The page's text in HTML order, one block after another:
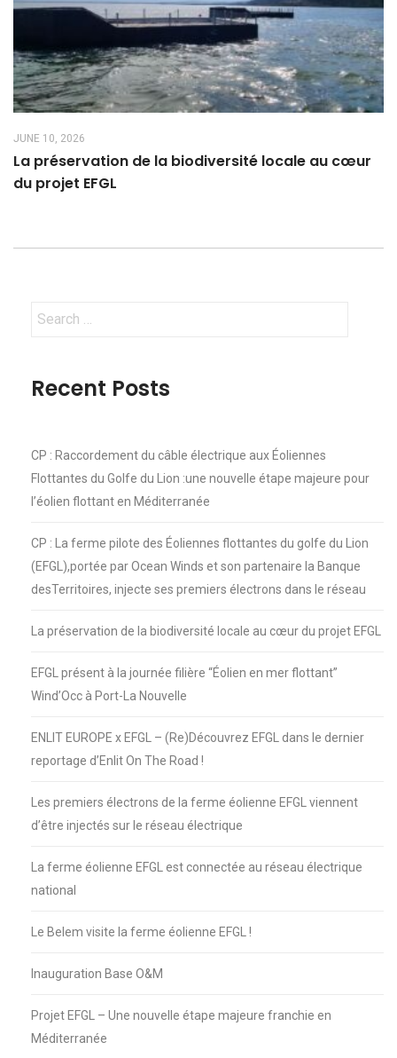
JUNE 10, 2026
La préservation de la biodiversité locale au cœur
du projet EFGL
Search
Recent Posts
CP : Raccordement du câble électrique aux Éoliennes
Flottantes du Golfe du Lion :une nouvelle étape majeure pour
l’éolien flottant en Méditerranée
CP : La ferme pilote des Éoliennes flottantes du golfe du Lion
(EFGL),portée par Ocean Winds et son partenaire la Banque
desTerritoires, injecte ses premiers électrons dans le réseau
La préservation de la biodiversité locale au cœur du projet EFGL
EFGL présent à la journée filière “Éolien en mer flottant”
Wind’Occ à Port-La Nouvelle
ENLIT EUROPE x EFGL – (Re)Découvrez EFGL dans le dernier
reportage d’Enlit On The Road !
Les premiers électrons de la ferme éolienne EFGL viennent
d’être injectés sur le réseau électrique
La ferme éolienne EFGL est connectée au réseau électrique
national
Le Belem visite la ferme éolienne EFGL !
Inauguration Base O&M
Projet EFGL – Une nouvelle étape majeure franchie en
Méditerranée